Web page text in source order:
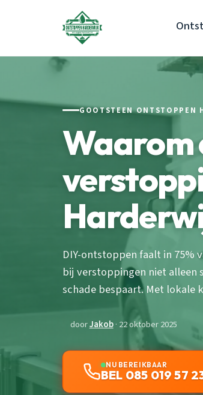
GOOTSTEEN ONTSTOPPEN
Waarom
DIY-ontstoppen faalt in 75%
bij verstoppingen niet alleen
schade bespaart. Met lokale
doorJakob· 22 oktober 2025
NU BEREIKBAAR
BEL 085 019 57